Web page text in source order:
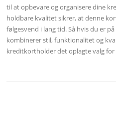
til at opbevare og organisere dine
holdbare kvalitet sikrer, at denne
følgesvend i lang tid. Så hvis du er
kombinerer stil, funktionalitet og
kreditkortholder det oplagte valg for